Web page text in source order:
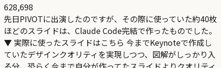
628,698
先日PIVOTに出演したのですが、その際に使っていた約40枚
ほどのスライドは、Claude Code完結で作ったものでした。
▼ 実際に使ったスライドはこちら 今までKeynoteで作成し
ていたデザインクオリティを実現しつつ、図解がしっかり入